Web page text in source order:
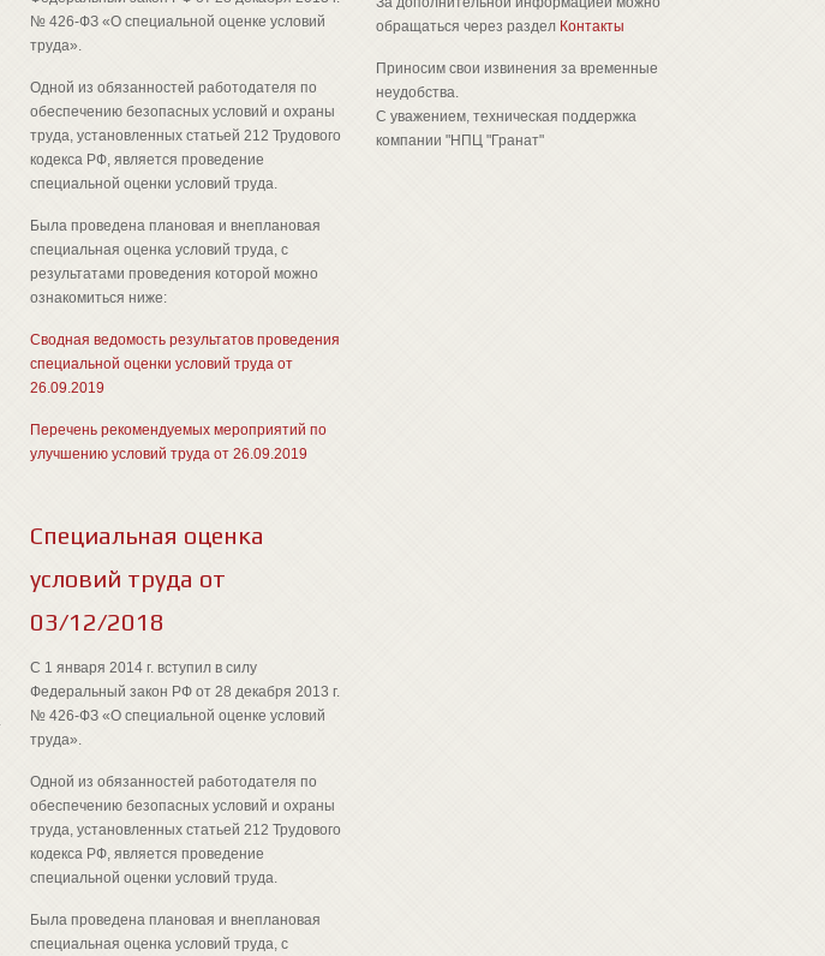
№ 426-ФЗ «О специальной оценке условий
труда».
Одной из обязанностей работодателя по
обеспечению безопасных условий и охраны
труда, установленных статьей 212 Трудового
кодекса РФ, является проведение
специальной оценки условий труда.
Была проведена плановая и внеплановая
специальная оценка условий труда, с
результатами проведения которой можно
ознакомиться ниже:
Сводная ведомость результатов проведения
специальной оценки условий труда от
26.09.2019
Перечень рекомендуемых мероприятий по
улучшению условий труда от 26.09.2019
обращаться через раздел Контакты
Приносим свои извинения за временные
неудобства.
С уважением, техническая поддержка
компании "НПЦ "Гранат"
Специальная оценка
условий труда от
03/12/2018
С 1 января 2014 г. вступил в силу
Федеральный закон РФ от 28 декабря 2013 г.
№ 426-ФЗ «О специальной оценке условий
труда».
Одной из обязанностей работодателя по
обеспечению безопасных условий и охраны
труда, установленных статьей 212 Трудового
кодекса РФ, является проведение
специальной оценки условий труда.
Была проведена плановая и внеплановая
специальная оценка условий труда, с